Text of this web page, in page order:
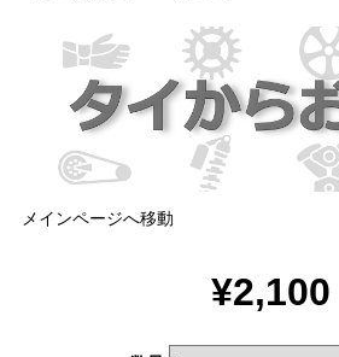
メインページへ移動
¥2,100